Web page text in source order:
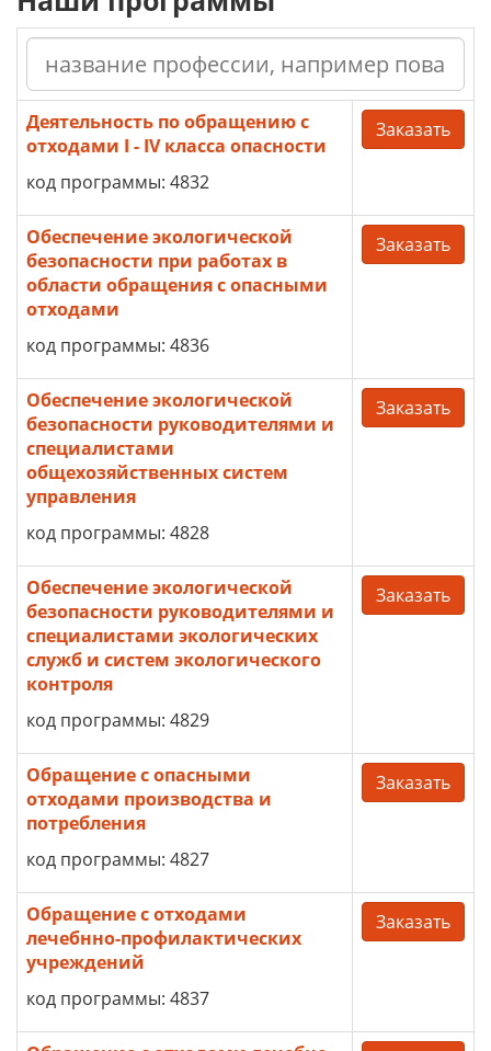
Деятельность по обращению с
отходами I - IV класса опасности
код программы: 4832
Заказать
Обеспечение экологической
безопасности при работах в
области обращения с опасными
отходами
код программы: 4836
Заказать
Обеспечение экологической
безопасности руководителями и
специалистами
общехозяйственных систем
управления
код программы: 4828
Заказать
Обеспечение экологической
безопасности руководителями и
специалистами экологических
служб и систем экологического
контроля
код программы: 4829
Заказать
Обращение с опасными
отходами производства и
потребления
код программы: 4827
Заказать
Обращение с отходами
лечебнно-профилактических
учреждений
код программы: 4837
Заказать